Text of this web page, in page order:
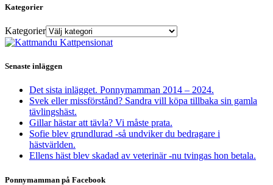
Kategorier
Kategorier
Senaste inläggen
Det sista inlägget. Ponnymamman 2014 – 2024.
Svek eller missförstånd? Sandra vill köpa tillbaka sin gamla
tävlingshäst.
Gillar hästar att tävla? Vi måste prata.
Sofie blev grundlurad -så undviker du bedragare i
hästvärlden.
Ellens häst blev skadad av veterinär -nu tvingas hon betala.
Ponnymamman på Facebook